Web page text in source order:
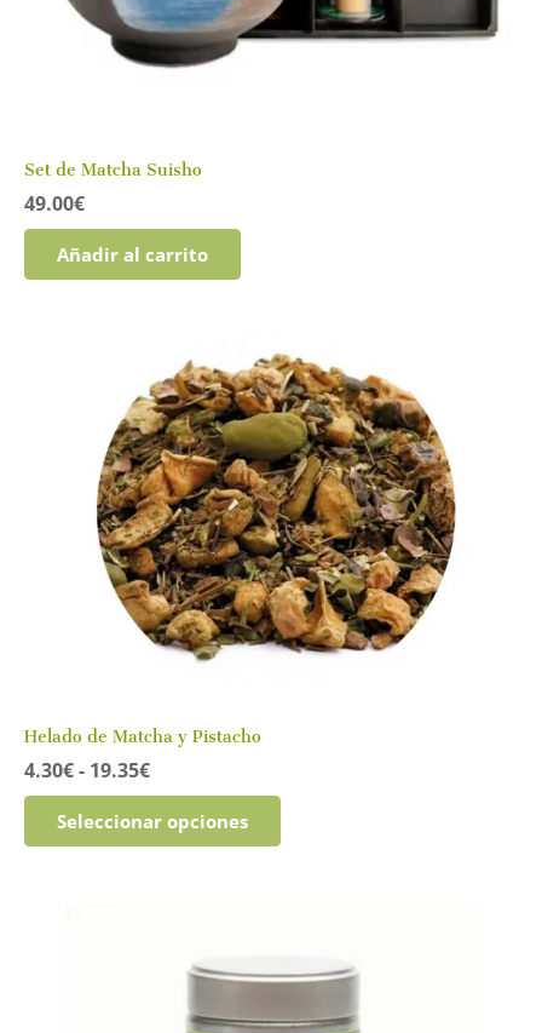
Set de Matcha Suisho
49.00€
Añadir al carrito
Helado de Matcha y Pistacho
4.30€ - 19.35€Rango
de
precios:
desde
Seleccionar opciones
opciones
pueden